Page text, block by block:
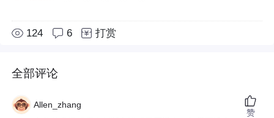
124 6 打赏
全部评论
Allen_zhang
赞